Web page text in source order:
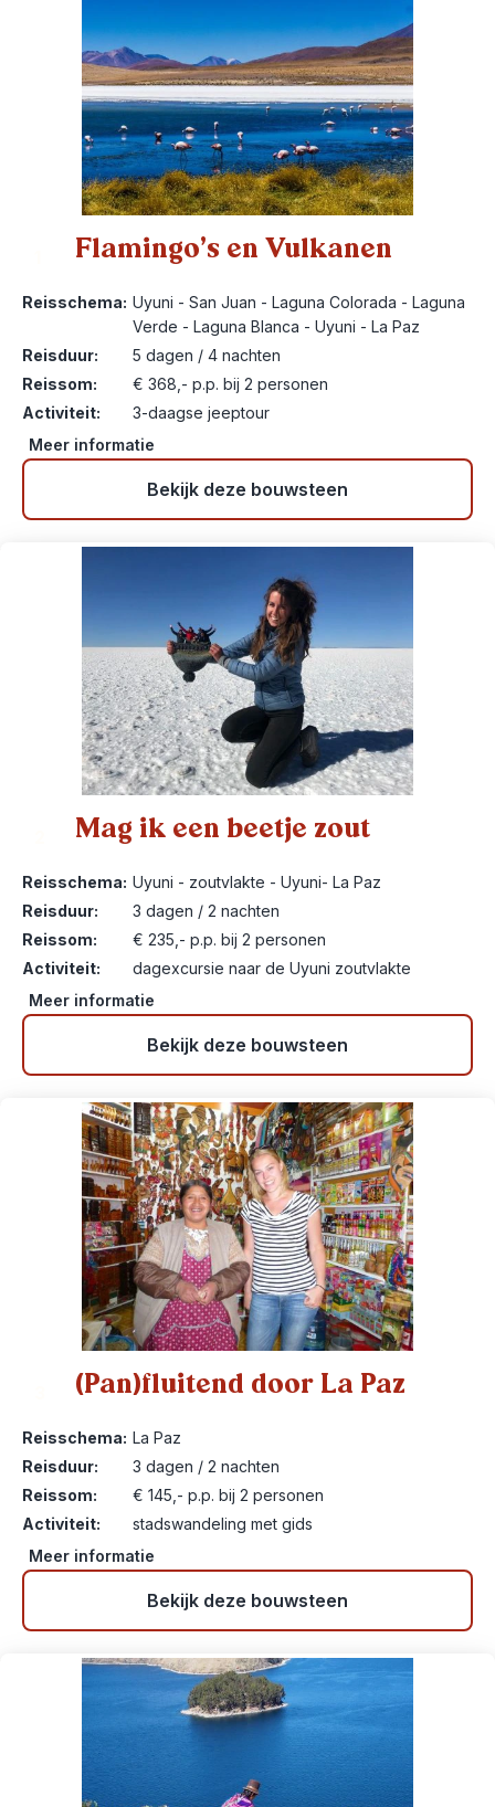
Flamingo’s en Vulkanen
Reisschema: Uyuni - San Juan - Laguna Colorada - Laguna
Verde - Laguna Blanca - Uyuni - La Paz
Reisduur:
5 dagen / 4 nachten
Reissom:
€ 368,- p.p. bij 2 personen
Activiteit:
3-daagse jeeptour
Meer informatie
Bekijk deze bouwsteen
Mag ik een beetje zout
Reisschema: Uyuni - zoutvlakte - Uyuni- La Paz
Reisduur:
3 dagen / 2 nachten
Reissom:
€ 235,- p.p. bij 2 personen
Activiteit:
dagexcursie naar de Uyuni zoutvlakte
Meer informatie
Bekijk deze bouwsteen
(Pan)fluitend door La Paz
Reisschema: La Paz
Reisduur:
3 dagen / 2 nachten
Reissom:
€ 145,- p.p. bij 2 personen
Activiteit:
stadswandeling met gids
Meer informatie
Bekijk deze bouwsteen